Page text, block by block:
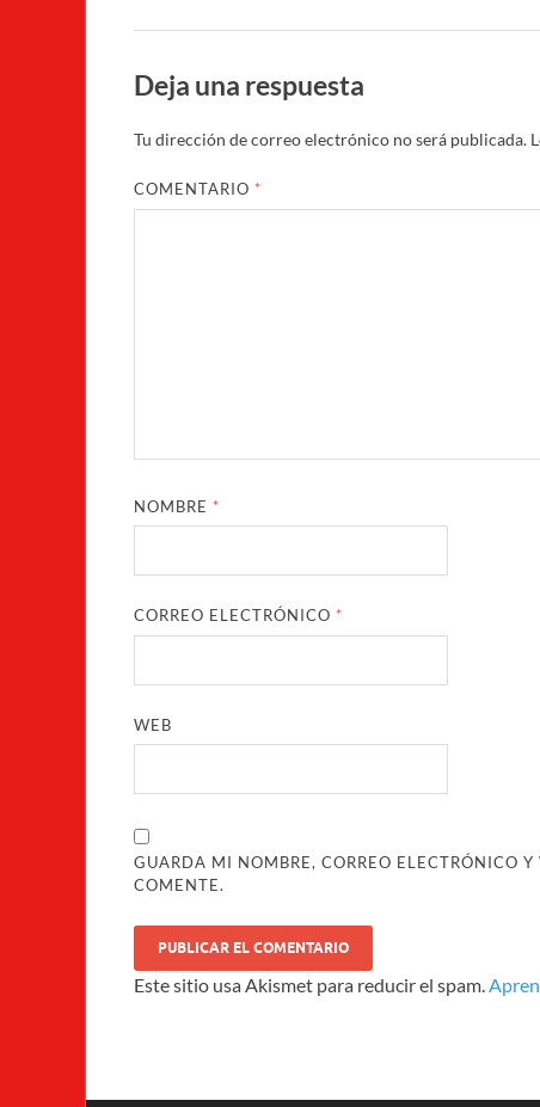
Deja una respuesta
Tu dirección de correo electrónico no será publicada.
COMENTARIO *
NOMBRE *
CORREO ELECTRÓNICO *
WEB
GUARDA MI NOMBRE, CORREO ELECTRÓNICO
COMENTE.
Este sitio usa Akismet para reducir el spam.